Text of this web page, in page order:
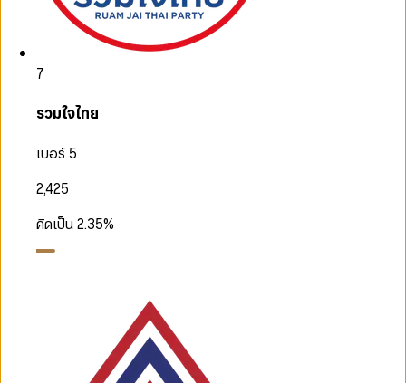
7
รวมใจไทย
เบอร์ 5
2,425
คิดเป็น2.35%